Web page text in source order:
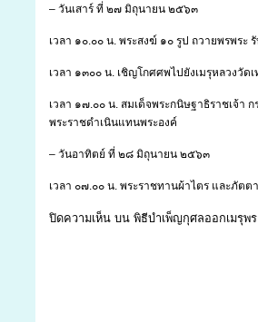
– วันเสาร์ ที่ ๒๗ มิถุนายน ๒๕๖๓
เวลา ๑๐.๐๐ น. พระสงฆ์ ๑๐ รูป ถวายพรพระ
เวลา ๑๓๐๐ น. เชิญโกศศพไปยังเมรุหลวงวัด
เวลา ๑๗.๐๐ น. สมเด็จพระกนิษฐาธิราชเจ้า
พระราชดำเนินแทนพระองค์
– วันอาทิตย์ ที่ ๒๘ มิถุนายน ๒๕๖๓
เวลา ๐๗.๐๐ น. พระราชทานผ้าไตร และภัตต
ปิดความเห็น บน พิธีบำเพ็ญกุศลออกเมรุพ